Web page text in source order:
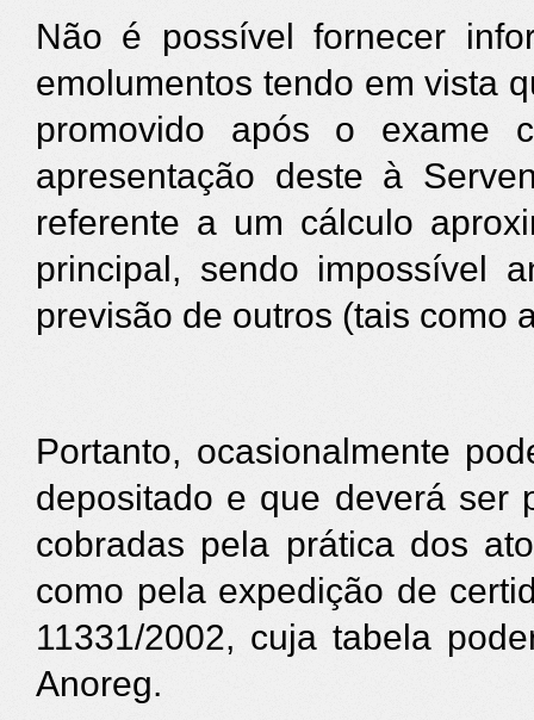
Não é possível fornecer
emolumentos tendo em vista
promovido após o exame
apresentação deste à
referente a um cálculo
principal, sendo impossível
previsão de outros (tais como
Portanto, ocasionalmente
depositado e que deverá ser
cobradas pela prática dos
como pela expedição de
11331/2002, cuja tabela
Anoreg.